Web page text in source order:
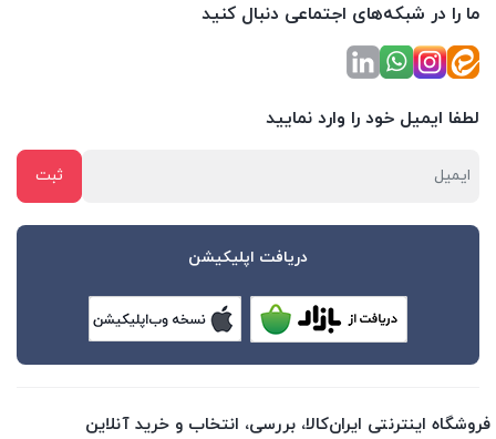
ما را در شبکه‌های اجتماعی دنبال کنید
لطفا ایمیل خود را وارد نمایید
دریافت اپلیکیشن
فروشگاه اینترنتی ایران‌کالا، بررسی، انتخاب و خرید آنلاین